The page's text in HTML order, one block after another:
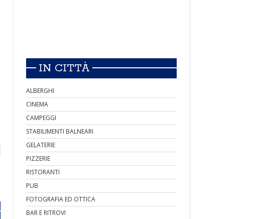
IN CITTÀ
ALBERGHI
CINEMA
CAMPEGGI
STABILIMENTI BALNEARI
GELATERIE
PIZZERIE
RISTORANTI
PUB
FOTOGRAFIA ED OTTICA
BAR E RITROVI